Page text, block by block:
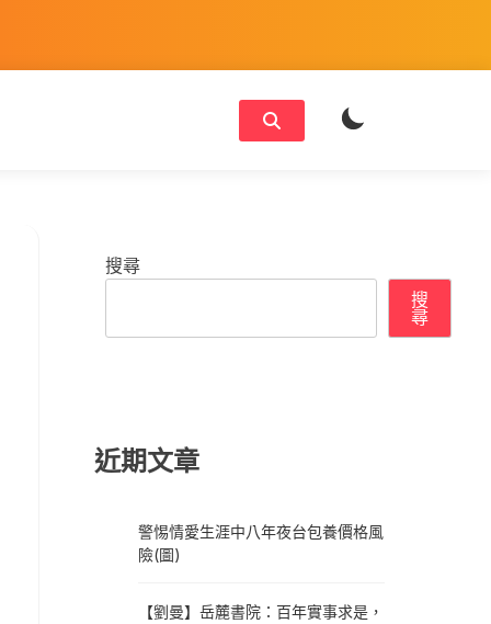
搜尋
搜
尋
近期文章
警惕情愛生涯中八年夜台包養價格風
險(圖)
【劉曼】岳麓書院：百年實事求是，